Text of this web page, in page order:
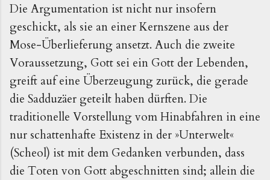
Die Argumentation ist nicht nur insofern
geschickt, als sie an einer Kernszene aus der
Mose-Überlieferung ansetzt. Auch die zweite
Voraussetzung, Gott sei ein Gott der Lebenden,
greift auf eine Überzeugung zurück, die gerade
die Sadduzäer geteilt haben dürften. Die
traditionelle Vorstellung vom Hinabfahren in eine
nur schattenhafte Existenz in der »Unterwelt«
(Scheol) ist mit dem Gedanken verbunden, dass
die Toten von Gott abgeschnitten sind; allein die